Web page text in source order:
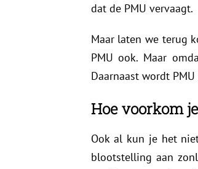
dat de PMU vervaagt.
Maar laten we terug
PMU ook. Maar
Daarnaast wordt
Hoe voorkom
Ook al kun je het
blootstelling aan